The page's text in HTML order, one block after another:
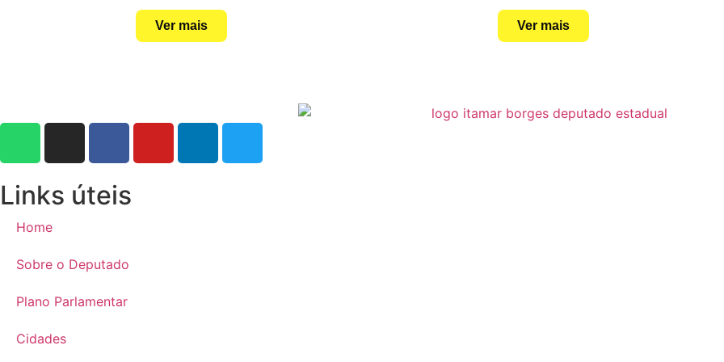
Ver mais Ver mais
Links úteis
Home
Sobre o Deputado
Plano Parlamentar
Cidades